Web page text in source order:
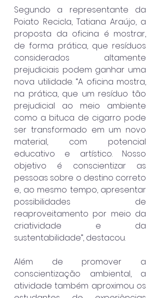
Segundo a representante da
Poiato Recicla, Tatiana Araújo, a
proposta da oficina é mostrar,
de forma prática, que resíduos
considerados altamente
prejudiciais podem ganhar uma
nova utilidade. “A oficina mostra,
na prática, que um resíduo tão
prejudicial ao meio ambiente
como a bituca de cigarro pode
ser transformado em um novo
material, com potencial
educativo e artístico. Nosso
objetivo é conscientizar as
pessoas sobre o destino correto
e, ao mesmo tempo, apresentar
possibilidades de
reaproveitamento por meio da
criatividade e da
sustentabilidade”, destacou.
Além de promover a
conscientização ambiental, a
atividade também aproximou os